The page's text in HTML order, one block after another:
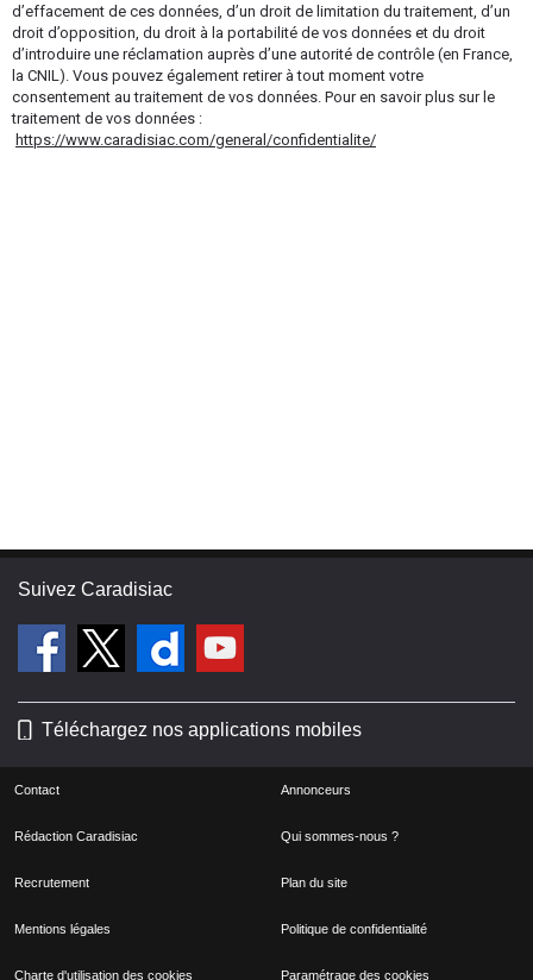
d’effacement de ces données, d’un droit de limitation du traitement, d’un
droit d’opposition, du droit à la portabilité de vos données et du droit
d’introduire une réclamation auprès d’une autorité de contrôle (en France,
la CNIL). Vous pouvez également retirer à tout moment votre
consentement au traitement de vos données. Pour en savoir plus sur le
traitement de vos données :
https://www.caradisiac.com/general/confidentialite/
Suivez Caradisiac
Téléchargez nos applications mobiles
Contact Annonceurs
Rédaction Caradisiac Qui sommes-nous ?
Recrutement Plan du site
Mentions légales Politique de confidentialité
Charte d'utilisation des cookies Paramétrage des cookies